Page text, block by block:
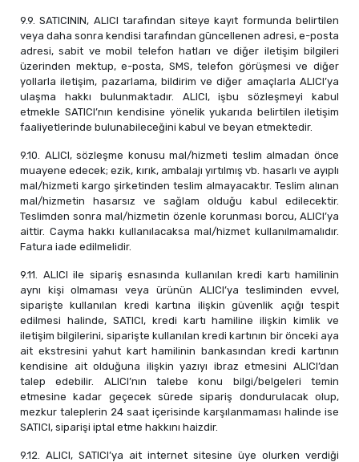
9.9. SATICININ, ALICI tarafından siteye kayıt formunda belirtilen
veya daha sonra kendisi tarafından güncellenen adresi, e-posta
adresi, sabit ve mobil telefon hatları ve diğer iletişim bilgileri
üzerinden mektup, e-posta, SMS, telefon görüşmesi ve diğer
yollarla iletişim, pazarlama, bildirim ve diğer amaçlarla ALICI’ya
ulaşma hakkı bulunmaktadır. ALICI, işbu sözleşmeyi kabul
etmekle SATICI’nın kendisine yönelik yukarıda belirtilen iletişim
faaliyetlerinde bulunabileceğini kabul ve beyan etmektedir.
9.10. ALICI, sözleşme konusu mal/hizmeti teslim almadan önce
muayene edecek; ezik, kırık, ambalajı yırtılmış vb. hasarlı ve ayıplı
mal/hizmeti kargo şirketinden teslim almayacaktır. Teslim alınan
mal/hizmetin hasarsız ve sağlam olduğu kabul edilecektir.
Teslimden sonra mal/hizmetin özenle korunması borcu, ALICI’ya
aittir. Cayma hakkı kullanılacaksa mal/hizmet kullanılmamalıdır.
Fatura iade edilmelidir.
9.11. ALICI ile sipariş esnasında kullanılan kredi kartı hamilinin
aynı kişi olmaması veya ürünün ALICI’ya tesliminden evvel,
siparişte kullanılan kredi kartına ilişkin güvenlik açığı tespit
edilmesi halinde, SATICI, kredi kartı hamiline ilişkin kimlik ve
iletişim bilgilerini, siparişte kullanılan kredi kartının bir önceki aya
ait ekstresini yahut kart hamilinin bankasından kredi kartının
kendisine ait olduğuna ilişkin yazıyı ibraz etmesini ALICI’dan
talep edebilir. ALICI’nın talebe konu bilgi/belgeleri temin
etmesine kadar geçecek sürede sipariş dondurulacak olup,
mezkur taleplerin 24 saat içerisinde karşılanmaması halinde ise
SATICI, siparişi iptal etme hakkını haizdir.
9.12. ALICI, SATICI’ya ait internet sitesine üye olurken verdiği